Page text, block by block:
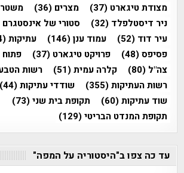
מצודת טיגארט (37) מצרים (36)
ניר דיסטלפלד (32) סטורי של אינסטגרם
עיר דוד (52) עמוד ענן(146) עתיקות(184)
פסיפס(48) פרויקט טיגארט (37)
צה"ל (80) קלרה עמית(51) רשות
רשות העתיקות(355) שודדי עתיקות(44)
שוד עתיקות(60) תקופת בית שני(73)
תקופת המנדט הבריטי(129)
עד כה צפו ב"היסטוריה על המפה"